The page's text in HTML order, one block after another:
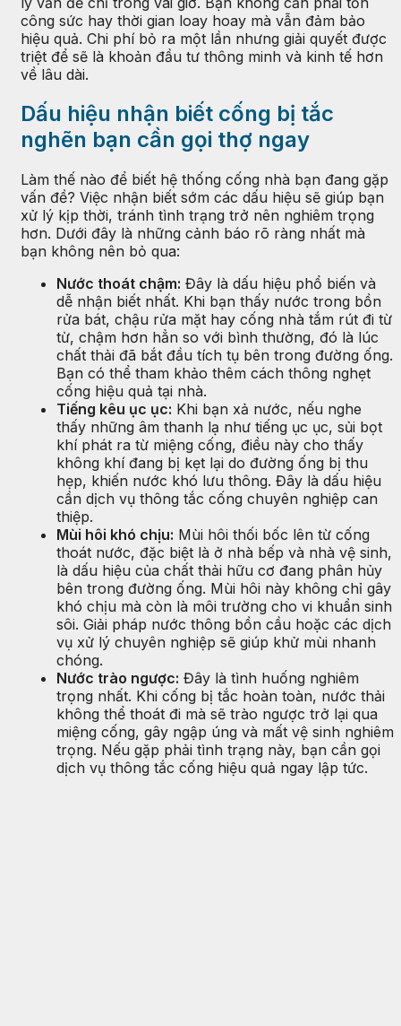
công sức hay thời gian loay hoay mà vẫn đảm bảo
hiệu quả. Chi phí bỏ ra một lần nhưng giải quyết được
triệt để sẽ là khoản đầu tư thông minh và kinh tế hơn
về lâu dài.
Dấu hiệu nhận biết cống bị tắc
nghẽn bạn cần gọi thợ ngay
Làm thế nào để biết hệ thống cống nhà bạn đang gặp
vấn đề? Việc nhận biết sớm các dấu hiệu sẽ giúp bạn
xử lý kịp thời, tránh tình trạng trở nên nghiêm trọng
hơn. Dưới đây là những cảnh báo rõ ràng nhất mà
bạn không nên bỏ qua:
Nước thoát chậm: Đây là dấu hiệu phổ biến và
dễ nhận biết nhất. Khi bạn thấy nước trong bồn
rửa bát, chậu rửa mặt hay cống nhà tắm rút đi từ
từ, chậm hơn hẳn so với bình thường, đó là lúc
chất thải đã bắt đầu tích tụ bên trong đường ống.
Bạn có thể tham khảo thêm cách thông nghẹt
cống hiệu quả tại nhà.
Tiếng kêu ục ục: Khi bạn xả nước, nếu nghe
thấy những âm thanh lạ như tiếng ục ục, sủi bọt
khí phát ra từ miệng cống, điều này cho thấy
không khí đang bị kẹt lại do đường ống bị thu
hẹp, khiến nước khó lưu thông. Đây là dấu hiệu
cần dịch vụ thông tắc cống chuyên nghiệp can
thiệp.
Mùi hôi khó chịu: Mùi hôi thối bốc lên từ cống
thoát nước, đặc biệt là ở nhà bếp và nhà vệ sinh,
là dấu hiệu của chất thải hữu cơ đang phân hủy
bên trong đường ống. Mùi hôi này không chỉ gây
khó chịu mà còn là môi trường cho vi khuẩn sinh
sôi. Giải pháp nước thông bồn cầu hoặc các dịch
vụ xử lý chuyên nghiệp sẽ giúp khử mùi nhanh
chóng.
Nước trào ngược: Đây là tình huống nghiêm
trọng nhất. Khi cống bị tắc hoàn toàn, nước thải
không thể thoát đi mà sẽ trào ngược trở lại qua
miệng cống, gây ngập úng và mất vệ sinh nghiêm
trọng. Nếu gặp phải tình trạng này, bạn cần gọi
dịch vụ thông tắc cống hiệu quả ngay lập tức.